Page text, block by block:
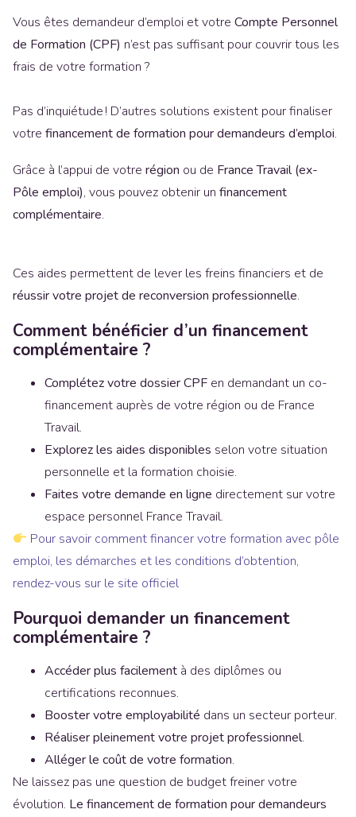
Vous êtes demandeur d’emploi et votre Compte Personnel
de Formation (CPF) n’est pas suffisant pour couvrir tous les
frais de votre formation ?
Pas d’inquiétude ! D’autres solutions existent pour finaliser
votre financement de formation pour demandeurs d’emploi.
Grâce à l’appui de votre région ou de France Travail (ex-
Pôle emploi), vous pouvez obtenir un financement
complémentaire.
Ces aides permettent de lever les freins financiers et de
réussir votre projet de reconversion professionnelle.
Comment bénéficier d’un financement
complémentaire ?
Complétez votre dossier CPF en demandant un co-
financement auprès de votre région ou de France
Travail.
Explorez les aides disponibles selon votre situation
personnelle et la formation choisie.
Faites votre demande en ligne directement sur votre
espace personnel France Travail.
Pour savoir comment financer votre formation avec pôle
emploi, les démarches et les conditions d’obtention,
rendez-vous sur le site officiel
Pourquoi demander un financement
complémentaire ?
Accéder plus facilement à des diplômes ou
certifications reconnues.
Booster votre employabilité dans un secteur porteur.
Réaliser pleinement votre projet professionnel.
Alléger le coût de votre formation.
Ne laissez pas une question de budget freiner votre
évolution. Le financement de formation pour demandeurs